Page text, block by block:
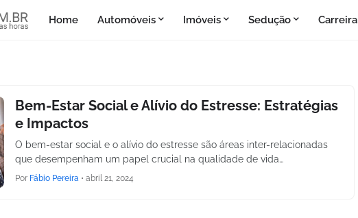
Home Automóveis Imóveis Sedução Carreira
Bem-Estar Social e Alívio do Estresse: Estratégias
e Impactos
O bem-estar social e o alívio do estresse são áreas inter-relacionadas
que desempenham um papel crucial na qualidade de vida…
Por Fábio Pereira • abril 21, 2024